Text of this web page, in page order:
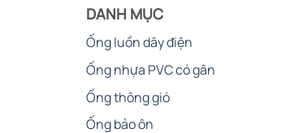
DANH MỤC
Ống luồn dây điện
Ống nhựa PVC có gân
Ống thông gió
Ống bảo ôn